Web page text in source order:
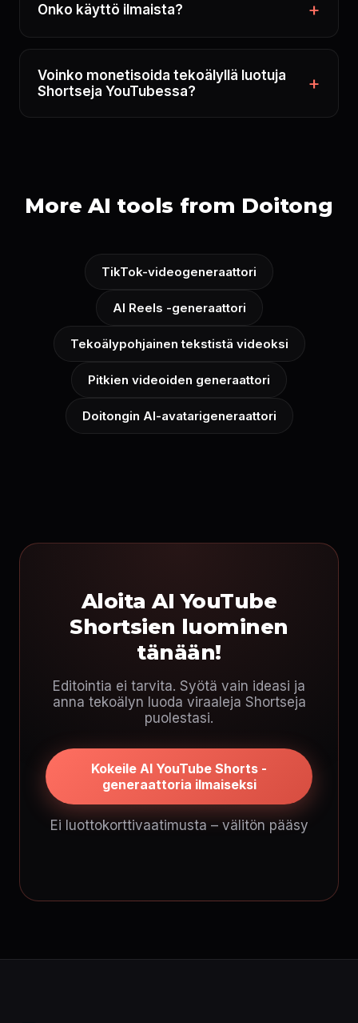
Onko käyttö ilmaista?
Voinko monetisoida tekoälyllä luotuja
Shortseja YouTubessa?
More AI tools from Doitong
TikTok-videogeneraattori
AI Reels -generaattori
Tekoälypohjainen tekstistä videoksi
Pitkien videoiden generaattori
Doitongin AI-avatarigeneraattori
Aloita AI YouTube
Shortsien luominen
tänään!
Editointia ei tarvita. Syötä vain ideasi ja
anna tekoälyn luoda viraaleja Shortseja
puolestasi.
Kokeile AI YouTube Shorts -
generaattoria ilmaiseksi
Ei luottokorttivaatimusta – välitön pääsy